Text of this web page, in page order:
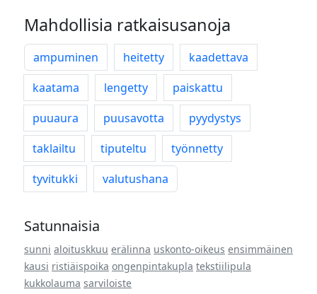
Mahdollisia ratkaisusanoja
ampuminen heitetty
kaadettava
kaatama
lengetty
paiskattu
puuaura
puusavotta
pyydystys
taklailtu
tiputeltu
työnnetty
tyvitukki
valutushana
Satunnaisia
sunni aloituskkuu erälinna uskonto-oikeus ensimmäinen
kausi ristiäispoika ongenpintakupla tekstiilipula
kukkolauma sarviloiste